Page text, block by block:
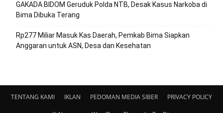
GAKADA BIDOM Geruduk Polda NTB, Desak Kasus Narkoba di
Bima Dibuka Terang
Rp277 Miliar Masuk Kas Daerah, Pemkab Bima Siapkan
Anggaran untuk ASN, Desa dan Kesehatan
TENTANG KAMI IKLAN PEDOMAN MEDIA SIBER PRIVACY POLICY